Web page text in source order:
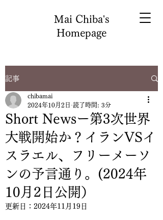
Mai Chiba's
Homepage
記事
Short Newsー第3次世界
大戦開始か？イランVSイ
スラエル、フリーメーソ
ンの予言通り。(2024年
10月2日公開）
chibamai
2024年10月2日 読了時間: 3分
更新日： 2024年11月19日